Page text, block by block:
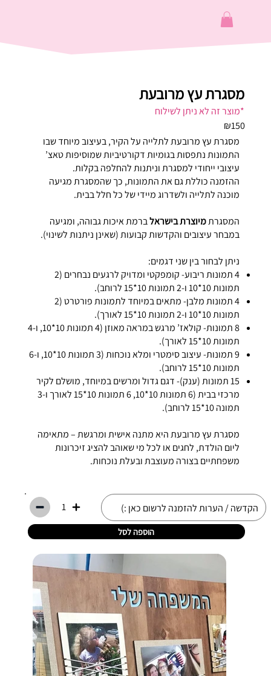
מסגרת עץ מרובעת
*מוצר זה לא ניתן לשילוח
₪150
מסגרת עץ מרובעת לתלייה על הקיר, בעיצוב מיוחד שבו
התמונות נתפסות בגומיות דקורטיביות שמוסיפות טאצ’
עיצובי ייחודי למסגרת וניתנות להחלפה בקלות.
ההזמנה כוללת גם את התמונות, כך שהמסגרת מגיעה
מוכנה לתלייה ולשדרוג מיידי של כל חלל בבית.
המסגרתמיוצרת בישראלברמת איכות גבוהה, ומגיעה
במבחר עיצובים והקדשות קבועות (שאינן ניתנות לשינוי).
ניתן לבחור בין שני דגמים:
4 תמונות ריבוע- קומפקטי ומדויק לרגעים נבחרים (2
תמונות 10*10 ו-2 תמונות 10*15 לרוחב).
4 תמונות מלבן- מתאים במיוחד לתמונות פורטרט (2
תמונות 10*10 ו-2 תמונות 10*15 לאורך).
8 תמונות- קולאז’ מרגש במראה מאוזן (4 תמונות 10*10, ו-4
תמונות 10*15 לאורך).
9 תמונות- עיצוב סימטרי ומלא נוכחות (3 תמונות 10*10, ו-6
תמונות 10*15 לרוחב).
15 תמונות (ענק)- דגם גדול ומרשים במיוחד, מושלם לקיר
מרכזי בבית (6 תמונות 10*10, 6 תמונות 10*15 לאורך ו-3
תמונה 10*15 לרוחב).
מסגרת עץ מרובעת היא מתנה אישית ומרגשת – מתאימה
ליום הולדת, לחגים או לכל מי שאוהב להציג זיכרונות
משפחתיים בצורה מעוצבת ובעלת נוכחות.
1
הוספה לסל